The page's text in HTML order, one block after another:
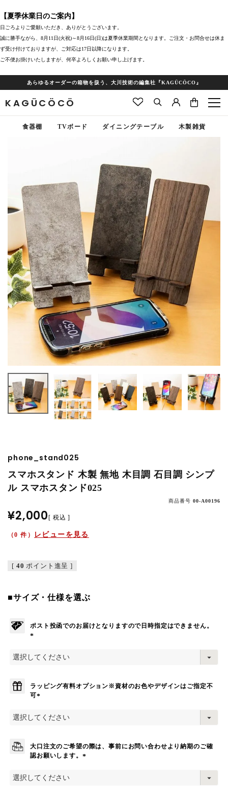
【夏季休業日のご案内】
日ごろよりご愛願いただき、ありがとうございます。
誠に勝手ながら、8月11日(火祝)～8月16日(日)は夏季休業期間となります。ご注文・お問合せは休ま
ず受け付けておりますが、ご対応は17日以降になります。
ご不便お掛けいたしますが、何卒よろしくお願い申し上げます。
あらゆるオーダーの箱物を扱う、大川技術の編集社『KAGÜCÖCO』
KAGÜCÖCÖ
食器棚 TVボード ダイニングテーブル 木製雑貨
phone_stand025
スマホスタンド 木製 無地 木目調 石目調 シンプ
ル スマホスタンド025
商品番号 00-A00196
¥2,000 税込
（0 件） レビューを見る
[ 40 ポイント進呈 ]
■サイズ・仕様を選ぶ
ポスト投函でのお届けとなりますので日時指定はできません。
必
ラッピング有料オプション※資材のお色やデザインはご指定不
可
必
大口注文のご希望の際は、事前にお問い合わせより納期のご確
認お願いします。